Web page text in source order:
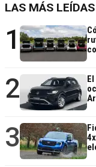
LAS MÁS LEÍDAS
1
2
3